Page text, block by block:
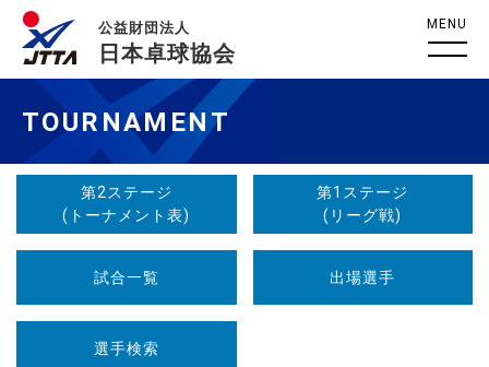
公益財団法人
日本卓球協会
MENU
TOURNAMENT
第2ステージ
(トーナメント表)
第1ステージ
(リーグ戦)
試合一覧 出場選手
選手検索